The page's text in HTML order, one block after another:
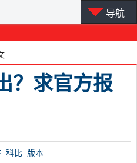
导航
？求官方报
科比 版本